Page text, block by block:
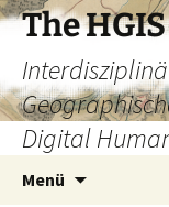
Zum
Inhalt
springen
The
Digital
Menü